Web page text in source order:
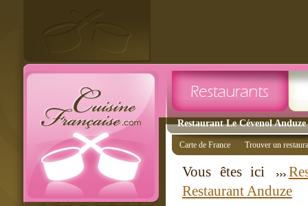
Restaurant Le Cévenol
Carte de France Trouver un
Vous êtes ici
Restaurant Anduze